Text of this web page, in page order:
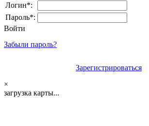
Логин*:
Пароль*:
Войти
Забыли пароль?
Зарегистрироваться
×
загрузка карты...